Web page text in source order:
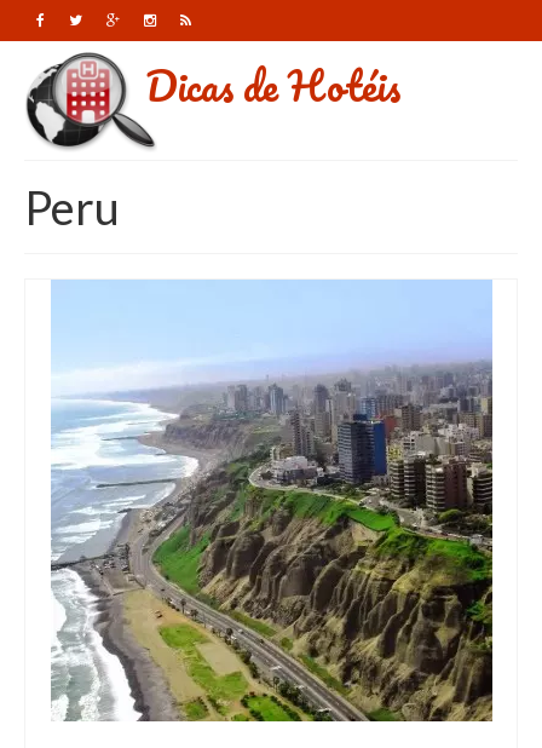
Dicas de Hotéis
Peru